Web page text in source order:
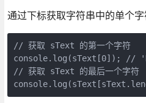
通过下标获取字符串中的单个字
// 获取 sText 的第一个字符
console.log(sText[0]); //
// 获取 sText 的最后一个字符